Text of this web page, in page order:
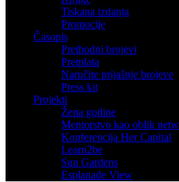
Tiskana izdanja
Promocije
Časopis
Prethodni brojevi
Pretplata
Naručite prijašnje brojeve
Press kit
Projekti
Žena godine
Mentorstvo kao oblik
Konferencija Her Capital
Learn2be
Sun Gardens
Esplanade View